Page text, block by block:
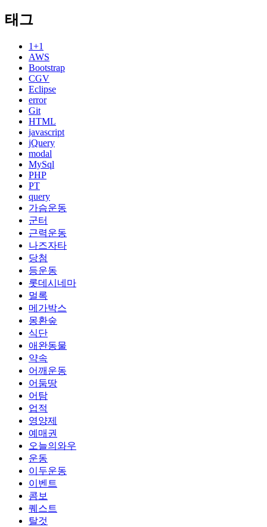
태그
1+1
AWS
Bootstrap
CGV
Eclipse
error
Git
HTML
javascript
jQuery
modal
MySql
PHP
PT
query
가슴운동
군터
근력운동
나즈자타
당첨
등운동
롯데시네마
멀록
메가박스
몽환숲
식단
애완동물
약속
어깨운동
어둠땅
어탐
업적
영양제
예매권
오늘의와우
운동
이두운동
이벤트
콤보
퀘스트
탈것